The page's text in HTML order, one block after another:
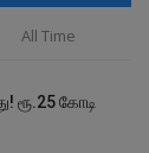
All Time
ரூ.25 கோடி